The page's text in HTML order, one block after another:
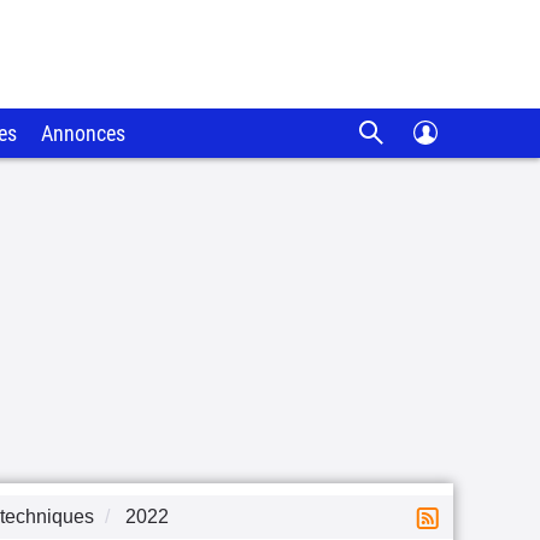
Annonces
2022